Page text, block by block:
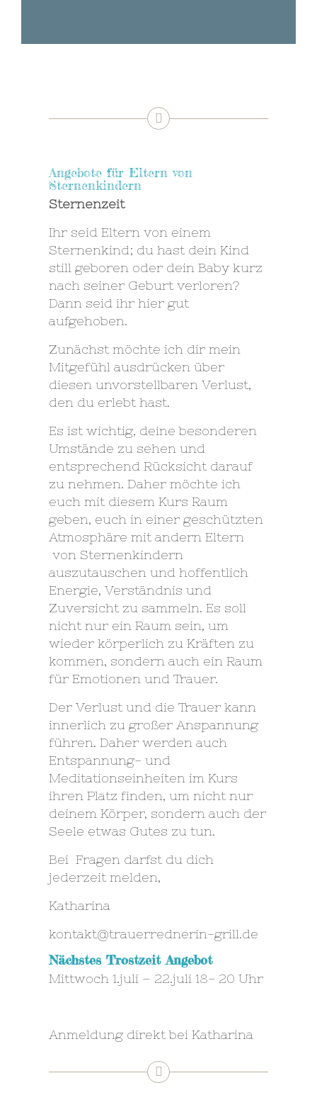
Angebote für Eltern von
Sternenkindern
Sternenzeit
Ihr seid Eltern von einem
Sternenkind; du hast dein Kind
still geboren oder dein Baby kurz
nach seiner Geburt verloren?
Dann seid ihr hier gut
aufgehoben.
Zunächst möchte ich dir mein
Mitgefühl ausdrücken über
diesen unvorstellbaren Verlust,
den du erlebt hast.
Es ist wichtig, deine besonderen
Umstände zu sehen und
entsprechend Rücksicht darauf
zu nehmen. Daher möchte ich
euch mit diesem Kurs Raum
geben, euch in einer geschützten
Atmosphäre mit andern Eltern
von Sternenkindern
auszutauschen und hoffentlich
Energie, Verständnis und
Zuversicht zu sammeln. Es soll
nicht nur ein Raum sein, um
wieder körperlich zu Kräften zu
kommen, sondern auch ein Raum
für Emotionen und Trauer.
Der Verlust und die Trauer kann
innerlich zu großer Anspannung
führen. Daher werden auch
Entspannung- und
Meditationseinheiten im Kurs
ihren Platz finden, um nicht nur
deinem Körper, sondern auch der
Seele etwas Gutes zu tun.
Bei Fragen darfst du dich
jederzeit melden,
Katharina
kontakt@trauerrednerin-grill.de
Nächstes Trostzeit Angebot
Mittwoch 1.juli – 22.juli 18- 20 Uhr
Anmeldung direkt bei Katharina